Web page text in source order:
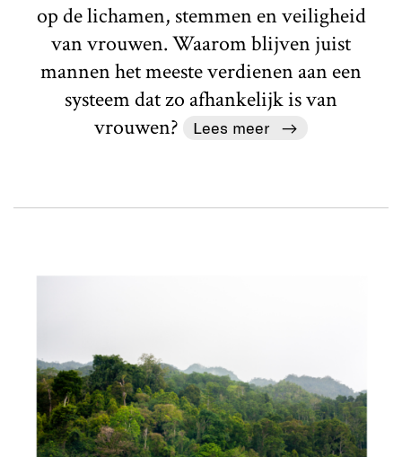
op de lichamen, stemmen en veiligheid
van vrouwen. Waarom blijven juist
mannen het meeste verdienen aan een
systeem dat zo afhankelijk is van
vrouwen?
Lees meer